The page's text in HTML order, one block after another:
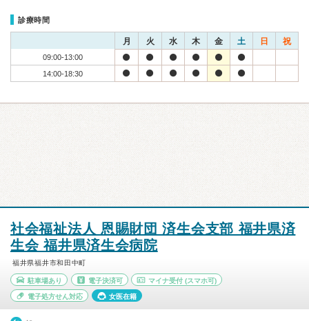
診療時間
月 火 水 木 金 土 日 祝
09:00-13:00
14:00-18:30
社会福祉法人 恩賜財団 済生会支部 福井県済
生会 福井県済生会病院
福井県福井市和田中町
駐車場あり 電子決済可 マイナ受付 (スマホ可)
電子処方せん対応 女医在籍